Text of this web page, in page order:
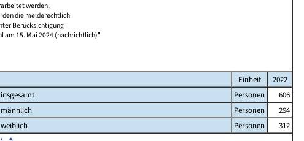
werden,
die melderechtlich
Berücksichtigung
am 15. Mai 2024 (nachrichtlich)"
Einheit
2022
insgesamt Personen
606
männlich
Personen
294
weiblich
Personen
312